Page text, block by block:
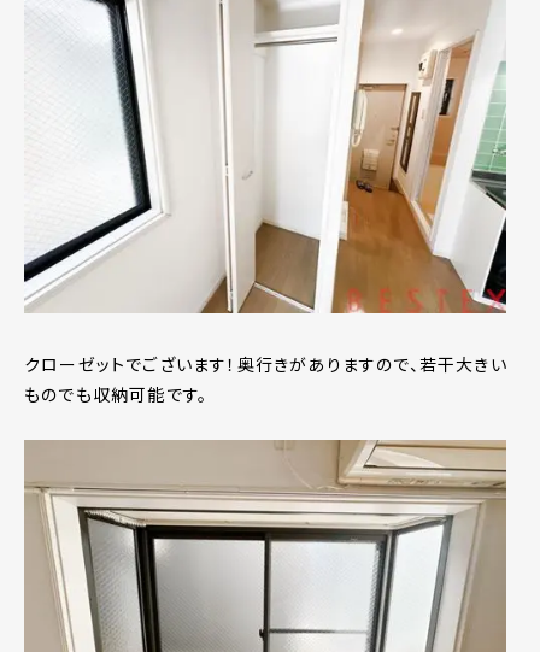
クローゼットでございます！奥行きがありますので、若干大きい
ものでも収納可能です。